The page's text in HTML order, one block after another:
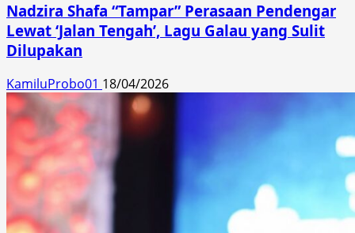
Nadzira Shafa “Tampar” Perasaan Pendengar
Lewat ‘Jalan Tengah’, Lagu Galau yang Sulit
Dilupakan
KamiluProbo01 18/04/2026